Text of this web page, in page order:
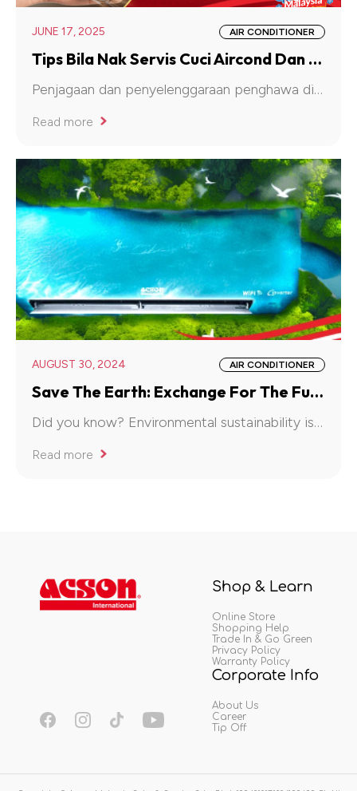
JUNE 17, 2025 AIR CONDITIONER
Tips Bila Nak Servis Cuci Aircond Dan Harga Servis Cuci Aircond 2025
Penjagaan dan penyelenggaraan penghawa dingin (aircond) secara berkala bukan lagi satu pilihan
Read more
AUGUST 30, 2024 AIR CONDITIONER
Save The Earth: Exchange For The Future Generation
Did you know? Environmental sustainability is no longer an option, it's a necessity. The choices we make now will shape the planet that future generations inherit.
Read more
Shop & Learn
Online Store
Shopping Help
Trade In & Go Green
Privacy Policy
Warranty Policy
Corporate Info
About Us
Career
Tip Off